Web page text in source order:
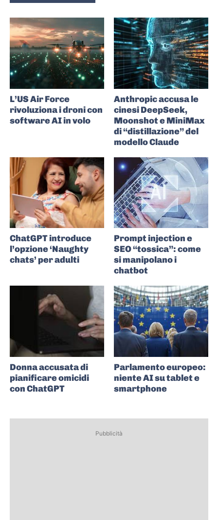
L’US Air Force
rivoluziona i droni con
software AI in volo
Anthropic accusa le
cinesi DeepSeek,
Moonshot e MiniMax
di “distillazione” del
modello Claude
ChatGPT introduce
l’opzione ‘Naughty
chats’ per adulti
Prompt injection e
SEO “tossica”: come
si manipolano i
chatbot
Donna accusata di
pianificare omicidi
con ChatGPT
Parlamento europeo:
niente AI su tablet e
smartphone
Pubblicità